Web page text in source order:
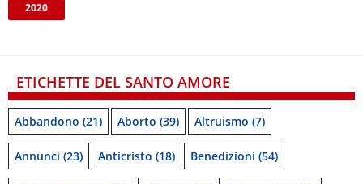
2020
ETICHETTE DEL SANTO AMORE
Abbandono (21) Aborto (39) Altruismo (7)
Annunci (23) Anticristo (18) Benedizioni (54)